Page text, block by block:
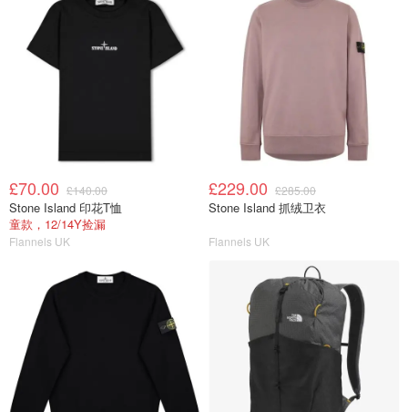
£70.00 £140.00
Stone Island 印花T恤
童款，12/14Y捡漏
Flannels UK
£229.00 £285.00
Stone Island 抓绒卫衣
Flannels UK